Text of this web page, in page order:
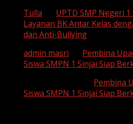
Tulla
UPTD SMP Negeri
Layanan BK Antar Kelas
dan Anti-Bullying
admin masri
Pembina
Siswa SMPN 1 Sinjai Siap
Pembina
Siswa SMPN 1 Sinjai Siap